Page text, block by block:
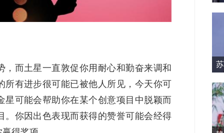
，而土星一直敦促你用耐心和勤奋来调和
所有进步很可能已被他人所见，今天你可
星可能会帮助你在某个创意项目中脱颖而
。你因出色表现而获得的赞誉可能会经得